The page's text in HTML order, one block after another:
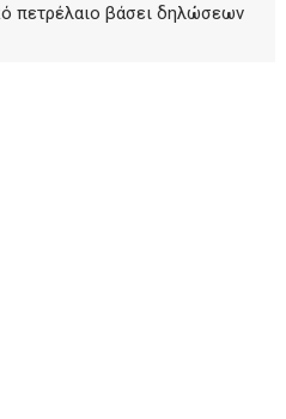
πετρέλαιο βάσει δηλώσεων